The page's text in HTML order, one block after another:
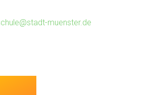
muenster.de